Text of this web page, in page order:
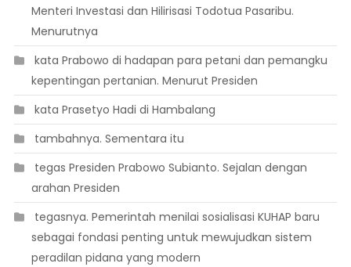
Menteri Investasi dan Hilirisasi Todotua Pasaribu.
Menurutnya
 kata Prabowo di hadapan para petani dan pemangku
kepentingan pertanian. Menurut Presiden
 kata Prasetyo Hadi di Hambalang
 tambahnya. Sementara itu
 tegas Presiden Prabowo Subianto. Sejalan dengan
arahan Presiden
 tegasnya. Pemerintah menilai sosialisasi KUHAP baru
sebagai fondasi penting untuk mewujudkan sistem
peradilan pidana yang modern